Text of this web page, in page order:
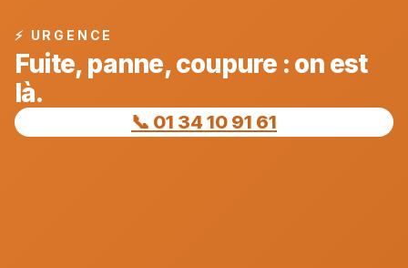
⚡ URGENCE
Fuite, panne, coupure : on est
là.
📞 01 34 10 91 61